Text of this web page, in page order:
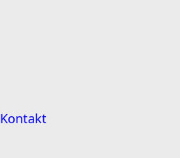
Kontakt